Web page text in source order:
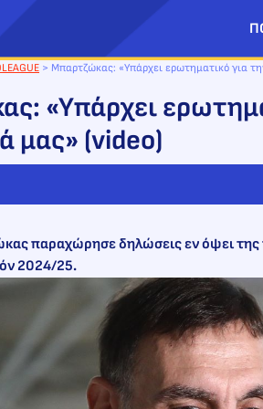
> Μπαρτζώκας: «Υπάρχει ερωτηματικό για
«Υπάρχει
μας» (video)
παραχώρησε δηλώσεις εν όψει της
2024/25.